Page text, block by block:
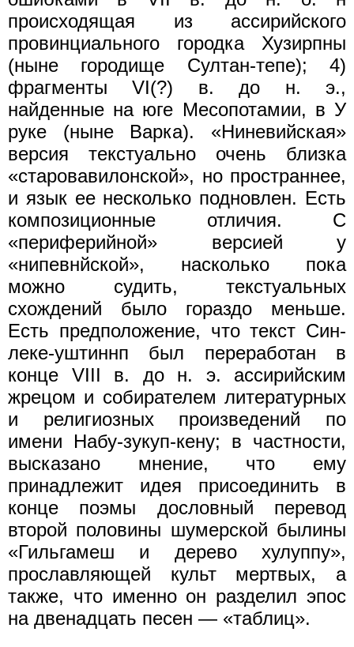
происходящая из ассирийского
провинциального городка Хузирпны
(ныне городище Султан-тепе); 4)
фрагменты VI(?) в. до н. э.,
найденные на юге Месопотамии, в У
руке (ныне Варка). «Ниневийская»
версия текстуально очень близка
«старовавилонской», но пространнее,
и язык ее несколько подновлен. Есть
композиционные отличия. С
«периферийной» версией у
«нипевнйской», насколько пока
можно судить, текстуальных
схождений было гораздо меньше.
Есть предположение, что текст Син-
леке-уштиннп был переработан в
конце VIII в. до н. э. ассирийским
жрецом и собирателем литературных
и религиозных произведений по
имени Набу-зукуп-кену; в частности,
высказано мнение, что ему
принадлежит идея присоединить в
конце поэмы дословный перевод
второй половины шумерской былины
«Гильгамеш и дерево хулуппу»,
прославляющей культ мертвых, а
также, что именно он разделил эпос
на двенадцать песен — «таблиц».